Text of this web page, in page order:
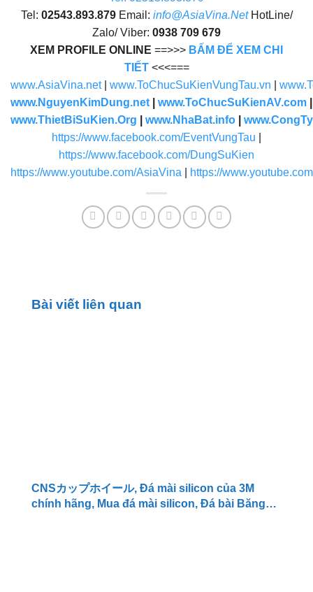
Tel: 02543.893.879Email: info@AsiaVina.NetHotLine/
Zalo/ Viber: 0938 709 679
XEM PROFILE ONLINE ==>>> BẤM ĐỂ XEM CHI
TIẾT <<<===
www.AsiaVina.net| www.ToChucSuKienVungTau.vn
www.NguyenKimDung.net
www.ToChucSuKienAV.com
www.ThietBiSuKien.Org
www.NhaBat.info
https://www.facebook.com/EventVungTau
https://www.facebook.com/DungSuKien
https://www.youtube.com/AsiaVina
https://
Bài viết liên quan
CNSカップホイール, Đá mài silicon của 3M
chính hãng, Mua đá mài silicon, Đá bài Băng